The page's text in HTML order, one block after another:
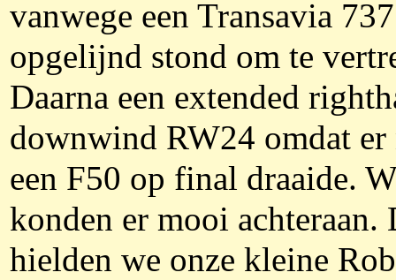
vanwege een Transavia
opgelijnd stond om te
Daarna een extended
downwind RW24 omdat er
een F50 op final draaide.
konden er mooi achteraan.
hielden we onze kleine